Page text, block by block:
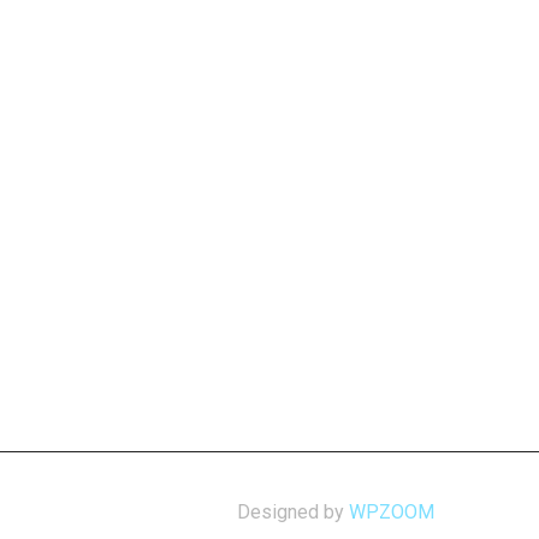
Designed by WPZOOM